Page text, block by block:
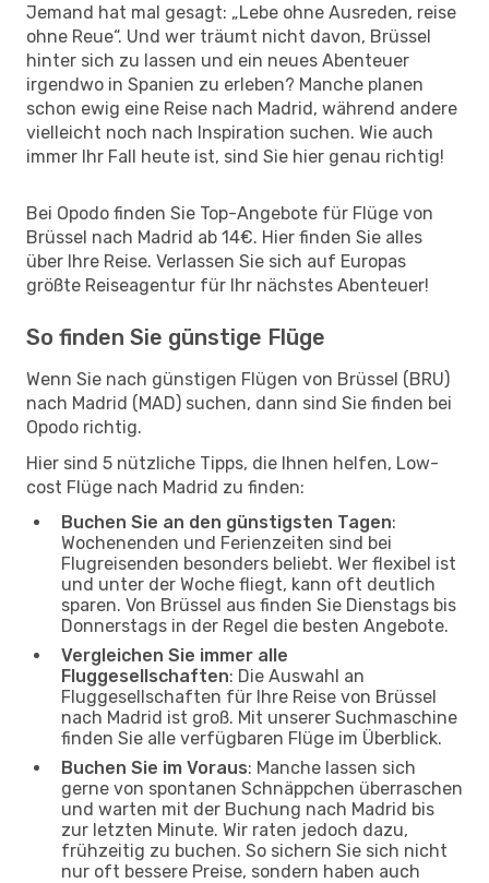
Jemand hat mal gesagt: „Lebe ohne Ausreden, reise
ohne Reue“. Und wer träumt nicht davon, Brüssel
hinter sich zu lassen und ein neues Abenteuer
irgendwo in Spanien zu erleben? Manche planen
schon ewig eine Reise nach Madrid, während andere
vielleicht noch nach Inspiration suchen. Wie auch
immer Ihr Fall heute ist, sind Sie hier genau richtig!
Bei Opodo finden Sie Top-Angebote für Flüge von
Brüssel nach Madrid ab 14€. Hier finden Sie alles
über Ihre Reise. Verlassen Sie sich auf Europas
größte Reiseagentur für Ihr nächstes Abenteuer!
So finden Sie günstige Flüge
Wenn Sie nach günstigen Flügen von Brüssel (BRU)
nach Madrid (MAD) suchen, dann sind Sie finden bei
Opodo richtig.
Hier sind 5 nützliche Tipps, die Ihnen helfen, Low-
cost Flüge nach Madrid zu finden:
Buchen Sie an den günstigsten Tagen:
Wochenenden und Ferienzeiten sind bei
Flugreisenden besonders beliebt. Wer flexibel ist
und unter der Woche fliegt, kann oft deutlich
sparen. Von Brüssel aus finden Sie Dienstags bis
Donnerstags in der Regel die besten Angebote.
Vergleichen Sie immer alle
Fluggesellschaften: Die Auswahl an
Fluggesellschaften für Ihre Reise von Brüssel
nach Madrid ist groß. Mit unserer Suchmaschine
finden Sie alle verfügbaren Flüge im Überblick.
Buchen Sie im Voraus: Manche lassen sich
gerne von spontanen Schnäppchen überraschen
und warten mit der Buchung nach Madrid bis
zur letzten Minute. Wir raten jedoch dazu,
frühzeitig zu buchen. So sichern Sie sich nicht
nur oft bessere Preise, sondern haben auch